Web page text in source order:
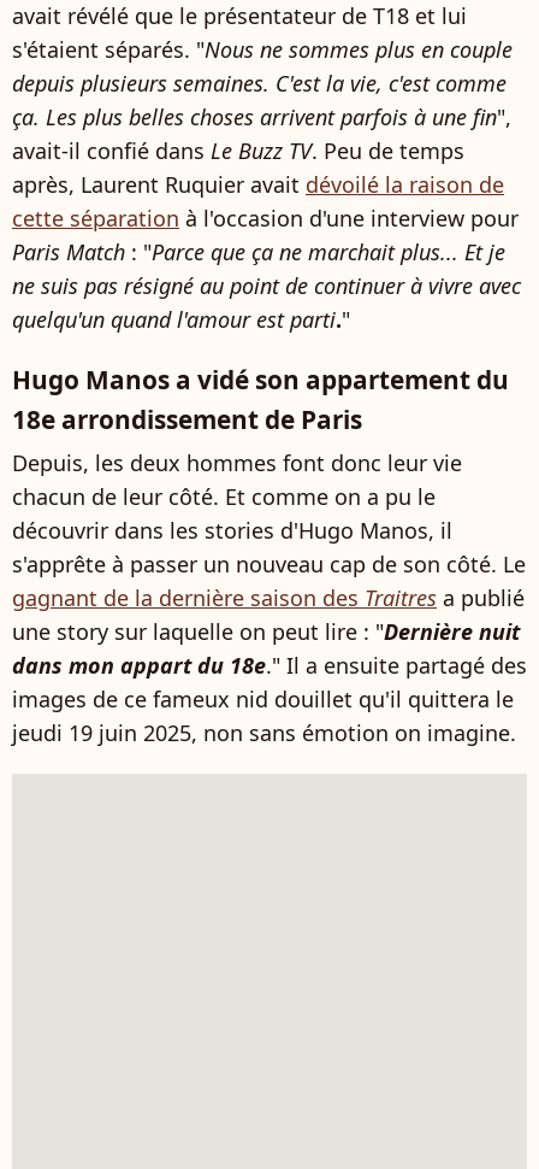
avait révélé que le présentateur de T18 et lui
s'étaient séparés. "Nous ne sommes plus en couple
depuis plusieurs semaines. C'est la vie, c'est comme
ça. Les plus belles choses arrivent parfois à une fin",
avait-il confié dans Le Buzz TV. Peu de temps
après, Laurent Ruquier avait dévoilé la raison de
cette séparation à l'occasion d'une interview pour
Paris Match : "Parce que ça ne marchait plus... Et je
ne suis pas résigné au point de continuer à vivre avec
quelqu'un quand l'amour est parti."
Hugo Manos a vidé son appartement du
18e arrondissement de Paris
Depuis, les deux hommes font donc leur vie
chacun de leur côté. Et comme on a pu le
découvrir dans les stories d'Hugo Manos, il
s'apprête à passer un nouveau cap de son côté. Le
gagnant de la dernière saison des Traitres a publié
une story sur laquelle on peut lire : "Dernière nuit
dans mon appart du 18e." Il a ensuite partagé des
images de ce fameux nid douillet qu'il quittera le
jeudi 19 juin 2025, non sans émotion on imagine.